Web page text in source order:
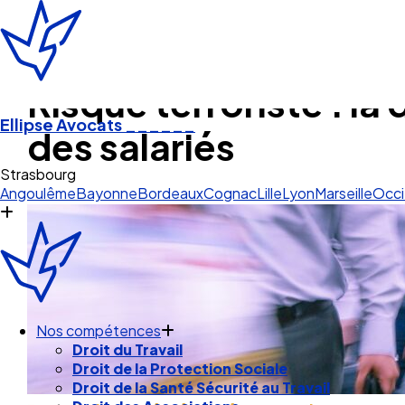
Ellipse Avocats ______
Angoulême
Droit du Travail
Droit de la Protection Sociale
Droit de la Santé Sécurité au Travail
Droit des Associations
Risque terroriste :
des salariés